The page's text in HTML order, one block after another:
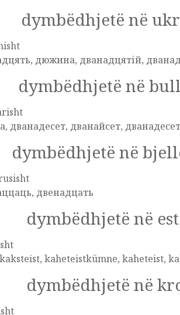
dymbëdhjetë në
дюжина, дванадцятій,
dymbëdhjetë në
дванадесет, дванайсет,
dymbëdhjetë në
двенадцать
dymbëdhjetë në
kaheteistkümne, kaheteist,
dymbëdhjetë në